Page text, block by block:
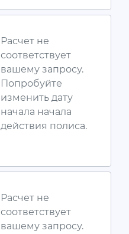
Расчет не
соответствует
вашему запросу.
Попробуйте
изменить дату
начала начала
действия полиса.
Расчет не
соответствует
вашему запросу.